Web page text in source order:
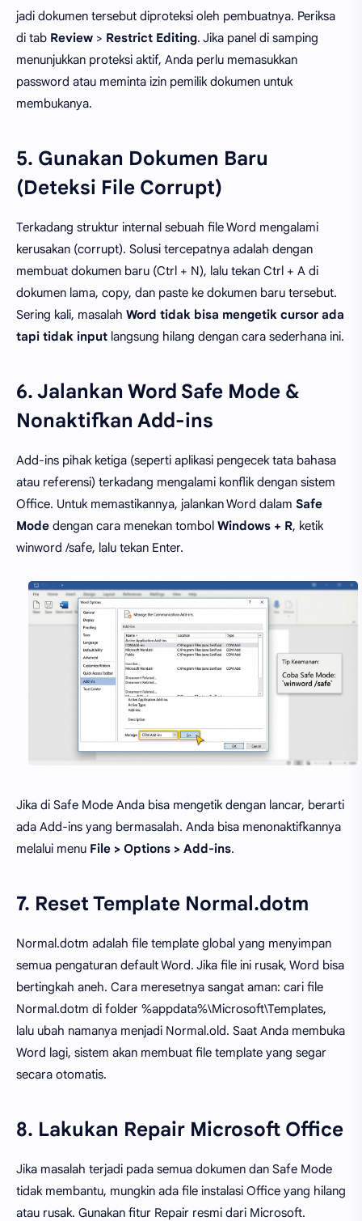
jadi dokumen tersebut diproteksi oleh pembuatnya. Periksa
di tab Review > Restrict Editing. Jika panel di samping
menunjukkan proteksi aktif, Anda perlu memasukkan
password atau meminta izin pemilik dokumen untuk
membukanya.
5. Gunakan Dokumen Baru
(Deteksi File Corrupt)
Terkadang struktur internal sebuah file Word mengalami
kerusakan (corrupt). Solusi tercepatnya adalah dengan
membuat dokumen baru (Ctrl + N), lalu tekan Ctrl + A di
dokumen lama, copy, dan paste ke dokumen baru tersebut.
Sering kali, masalah Word tidak bisa mengetik cursor ada
tapi tidak input langsung hilang dengan cara sederhana ini.
6. Jalankan Word Safe Mode &
Nonaktifkan Add-ins
Add-ins pihak ketiga (seperti aplikasi pengecek tata bahasa
atau referensi) terkadang mengalami konflik dengan sistem
Office. Untuk memastikannya, jalankan Word dalam Safe
Mode dengan cara menekan tombol Windows + R, ketik
winword /safe, lalu tekan Enter.
Jika di Safe Mode Anda bisa mengetik dengan lancar, berarti
ada Add-ins yang bermasalah. Anda bisa menonaktifkannya
melalui menu File > Options > Add-ins.
7. Reset Template Normal.dotm
Normal.dotm adalah file template global yang menyimpan
semua pengaturan default Word. Jika file ini rusak, Word bisa
bertingkah aneh. Cara meresetnya sangat aman: cari file
Normal.dotm di folder %appdata%\Microsoft\Templates,
lalu ubah namanya menjadi Normal.old. Saat Anda membuka
Word lagi, sistem akan membuat file template yang segar
secara otomatis.
8. Lakukan Repair Microsoft Office
Jika masalah terjadi pada semua dokumen dan Safe Mode
tidak membantu, mungkin ada file instalasi Office yang hilang
atau rusak. Gunakan fitur Repair resmi dari Microsoft.